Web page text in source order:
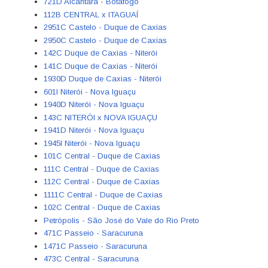
112B CENTRAL x ITAGUAÍ
2951C Castelo - Duque de Caxias
2950C Castelo - Duque de Caxias
142C Duque de Caxias - Niterói
141C Duque de Caxias - Niterói
1930D Duque de Caxias - Niterói
601I Niterói - Nova Iguaçu
1940D Niterói - Nova Iguaçu
143C NITERÓI x NOVA IGUAÇU
1941D Niterói - Nova Iguaçu
1945I Niterói - Nova Iguaçu
101C Central - Duque de Caxias
111C Central - Duque de Caxias
112C Central - Duque de Caxias
1111C Central - Duque de Caxias
102C Central - Duque de Caxias
Petrópolis - São José do Vale do Rio Preto
471C Passeio - Saracuruna
1471C Passeio - Saracuruna
473C Central - Saracuruna